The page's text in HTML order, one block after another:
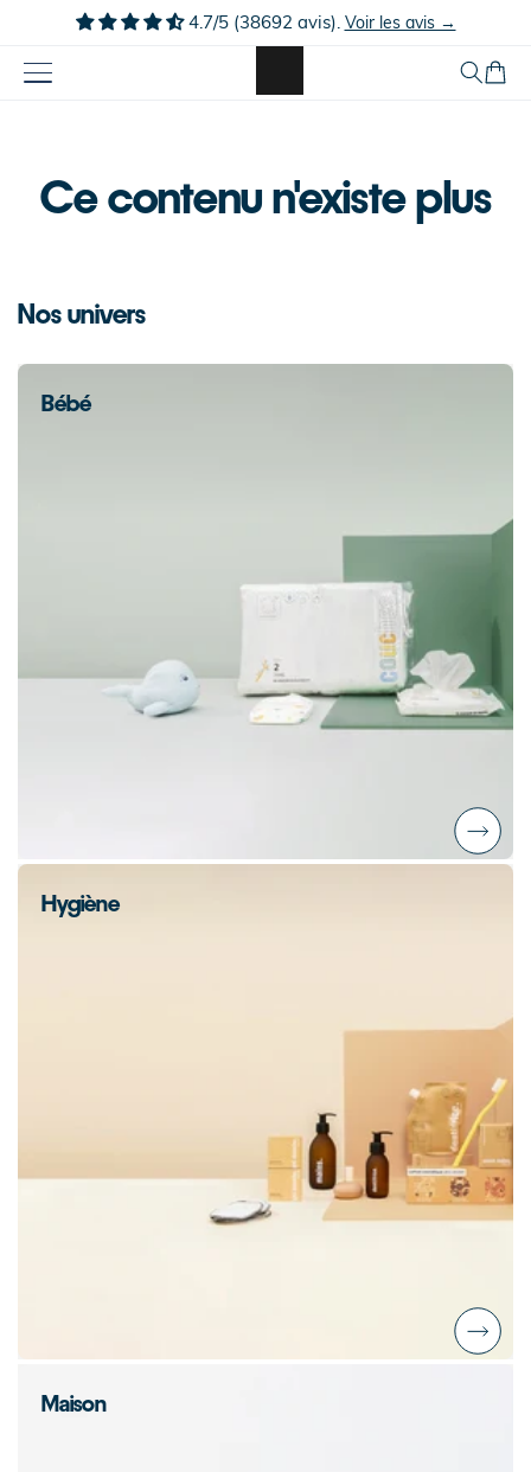
passer au
4.7/5 (38692 avis). Voir les avis →
Panier
Ce contenu n'existe plus
Nos univers
Bébé
Hygiène
Maison